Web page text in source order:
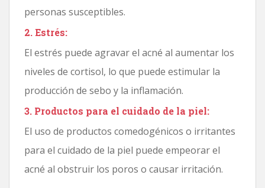
personas susceptibles.
2. Estrés:
El estrés puede agravar el acné al aumentar los
niveles de cortisol, lo que puede estimular la
producción de sebo y la inflamación.
3. Productos para el cuidado de la piel:
El uso de productos comedogénicos o irritantes
para el cuidado de la piel puede empeorar el
acné al obstruir los poros o causar irritación.